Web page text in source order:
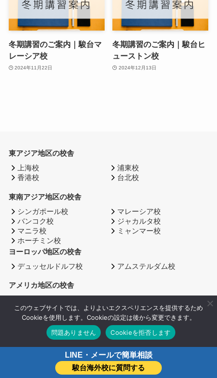
冬期講習のご案内｜駿台マ
レーシア校
2024年11月22日
冬期講習のご案内｜駿台ヒ
ューストン校
2024年12月13日
東アジア地区の校舎
上海校
香港校
浦東校
台北校
東南アジア地区の校舎
シンガポール校
バンコク校
マニラ校
ホーチミン校
マレーシア校
ジャカルタ校
ミャンマー校
ヨーロッパ地区の校舎
デュッセルドルフ校
アムステルダム校
アメリカ地区の校舎
ミシガン国際学院
ロサンゼルス校
ヒューストン校
特定の教科・スキルを伸ばしたい
日本語作文・小論文
英検・TOEFL
SAT・IELTS
このウェブサイトでは、よりよいエクスペリエンスを提供するため
Cookieを使用します。Cookieの設定は後から変更できます。
問題ありません
Cookieを拒否します
LINE・メールで簡単相談
駿台海外校に質問する